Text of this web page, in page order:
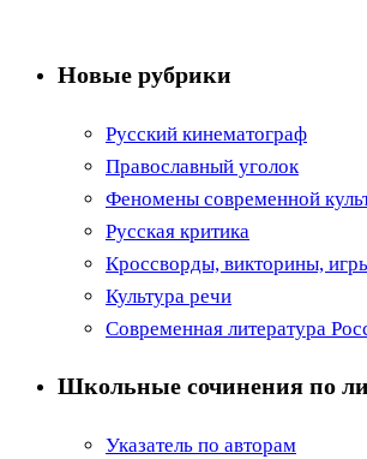
Новые рубрики
Русский кинематограф
Православный уголок
Феномены современной
Русская критика
Кроссворды, викторины,
Культура речи
Современная литература
Школьные сочинения по
Указатель по авторам